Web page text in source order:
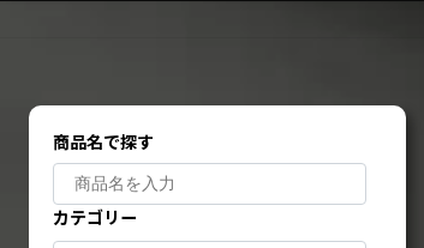
商品名で探す
カテゴリー